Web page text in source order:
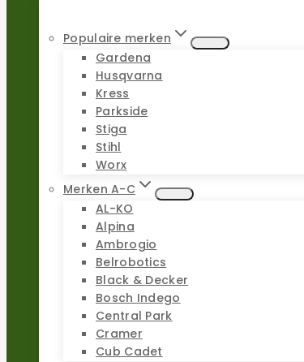
Populaire merken
Gardena
Husqvarna
Kress
Parkside
Stiga
Stihl
Worx
Merken A-C
AL-KO
Alpina
Ambrogio
Belrobotics
Black & Decker
Bosch Indego
Central Park
Cramer
Cub Cadet